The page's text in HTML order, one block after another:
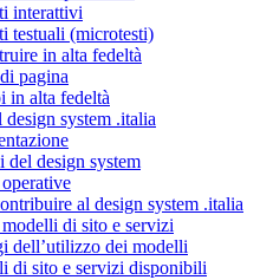
interattivi
testuali (microtesti)
in alta fedeltà
pagina
in alta fedeltà
system .italia
del design system
al design system .italia
di sito e servizi
dell’utilizzo dei modelli
di sito e servizi disponibili